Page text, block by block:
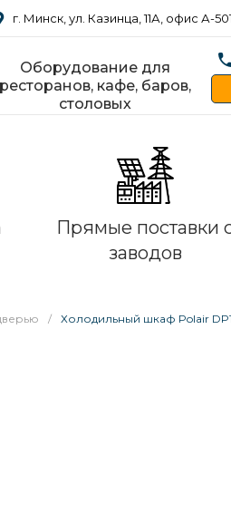
г. Минск, ул. Казинца, 11А, офис А-501
Оборудование для
ресторанов, кафе, баров,
столовых
Прямые поставки
заводов
/ Холодильный шкаф Polair